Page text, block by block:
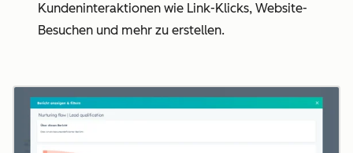
Kundeninteraktionen wie Link-Klicks, Website-
Besuchen und mehr zu erstellen.